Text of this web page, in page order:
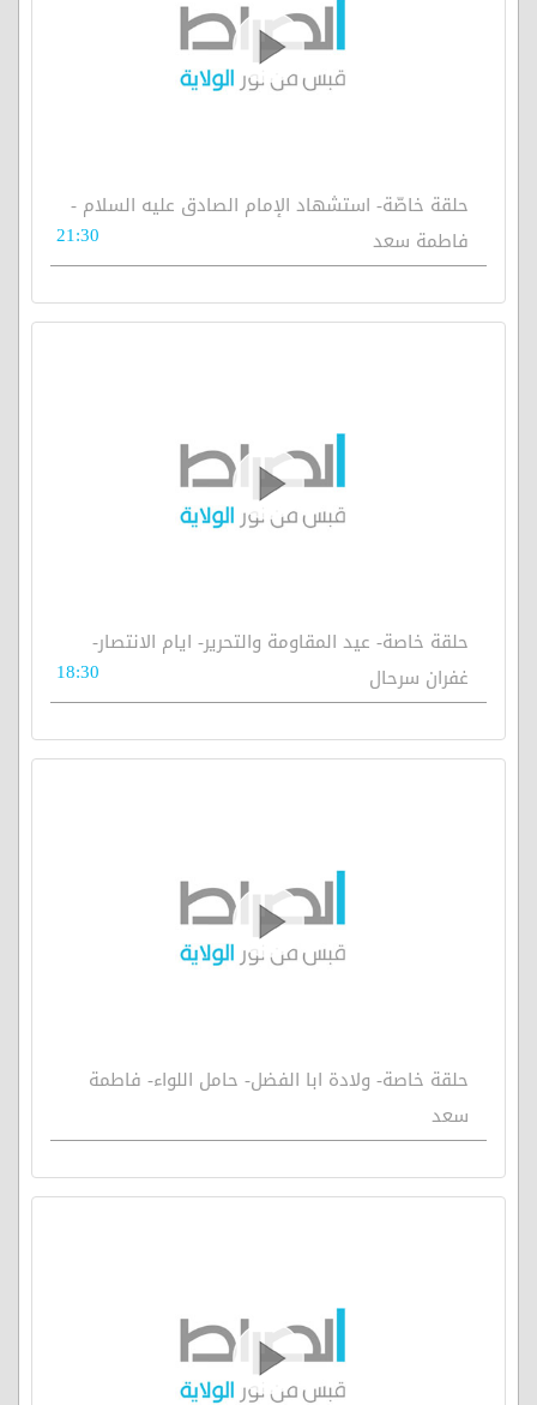
حلقة خاصّة- استشهاد الإمام الصادق عليه السلام -
فاطمة سعد
21:30
حلقة خاصة- عيد المقاومة والتحرير- ايام الانتصار-
غفران سرحال
18:30
حلقة خاصة- ولادة ابا الفضل- حامل اللواء- فاطمة
سعد